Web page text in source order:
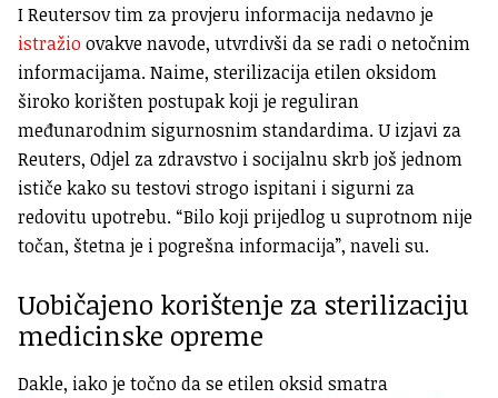
I Reutersov tim za provjeru informacija nedavno je
istražioovakve navode, utvrdivši da se radi o netočnim
informacijama. Naime, sterilizacija etilen oksidom
široko korišten postupak koji je reguliran
međunarodnim sigurnosnim standardima. U izjavi za
Reuters, Odjel za zdravstvo i socijalnu skrb još jednom
ističe kako su testovi strogo ispitani i sigurni za
redovitu upotrebu. “Bilo koji prijedlog u suprotnom nije
točan, štetna je i pogrešna informacija”, naveli su.
Uobičajeno korištenje za sterilizaciju
medicinske opreme
Dakle, iako je točno da se etilen oksid smatra